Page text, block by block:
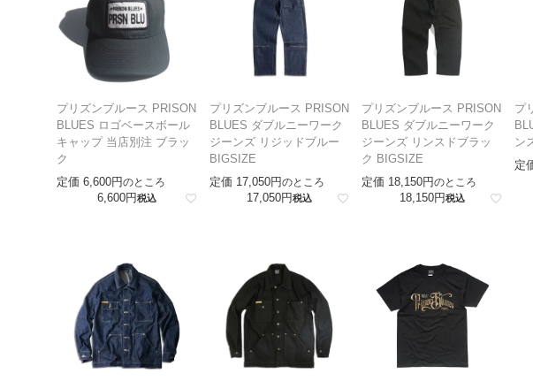
プリズンブルース PRISON
BLUES ロゴベースボール
キャップ 当店別注 ブラッ
ク
定価 6,600 のところ
6,600 税込
プリズンブルース PRISON
BLUES ダブルニーワーク
ジーンズ リジッドブルー
BIGSIZE
定価 17,050 のところ
17,050 税込
プリズンブルース PRISON
BLUES ダブルニーワーク
ジーンズ リンスドブラッ
ク BIGSIZE
定価 18,150 のところ
18,150 税込
プ
ン
定